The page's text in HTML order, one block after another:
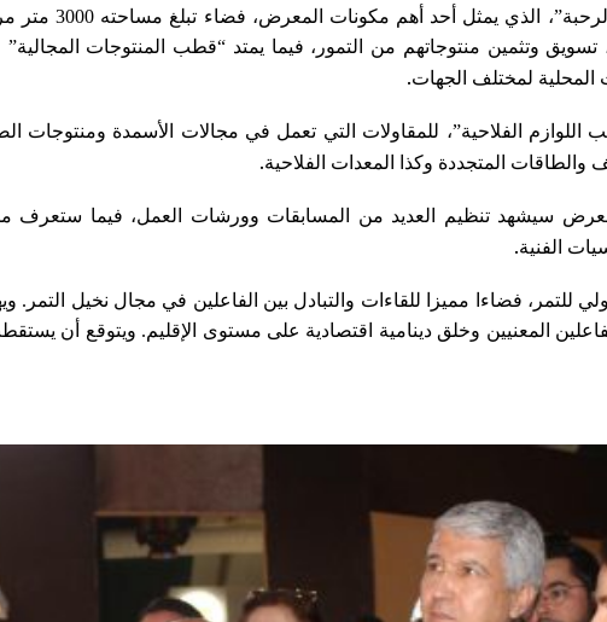
ويشغل “قطب
لمختلف الجهات.
الفلاحية”، للمقاولات التي تعمل في مجالات الأسمدة ومنتوجات
والطاقات المتجددة وكذا المعدات الفلاحية.
سيشهد تنظيم العديد من المسابقات وورشات العمل، فيما ستعرف
الفنية.
للتمر، فضاءا مميزا للقاءات والتبادل بين الفاعلين في مجال نخيل التمر.